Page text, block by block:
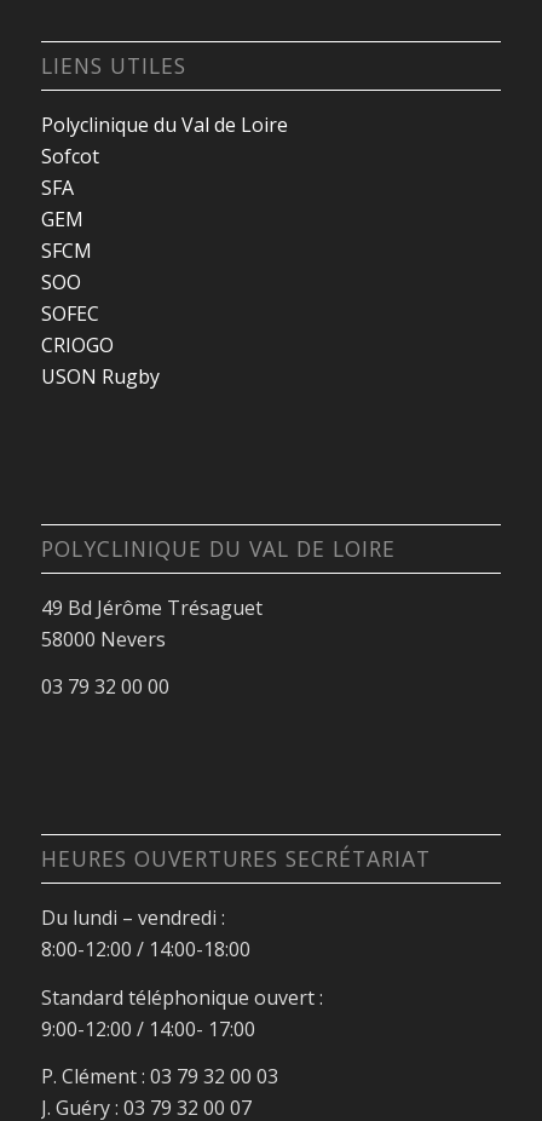
LIENS UTILES
Polyclinique du Val de Loire
Sofcot
SFA
GEM
SFCM
SOO
SOFEC
CRIOGO
USON Rugby
POLYCLINIQUE DU VAL DE LOIRE
49 Bd Jérôme Trésaguet
58000 Nevers
03 79 32 00 00
HEURES OUVERTURES SECRÉTARIAT
Du lundi – vendredi :
8:00-12:00 / 14:00-18:00
Standard téléphonique ouvert :
9:00-12:00 / 14:00- 17:00
P. Clément : 03 79 32 00 03
J. Guéry : 03 79 32 00 07